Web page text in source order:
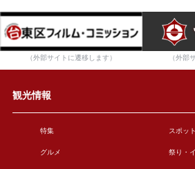
（外部サイトに遷移します） （外部
観光情報
特集 スポッ
グルメ 祭り・